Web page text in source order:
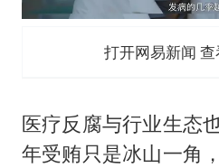
打开网易新闻
医疗反腐与行业生态
年受贿只是冰山一角